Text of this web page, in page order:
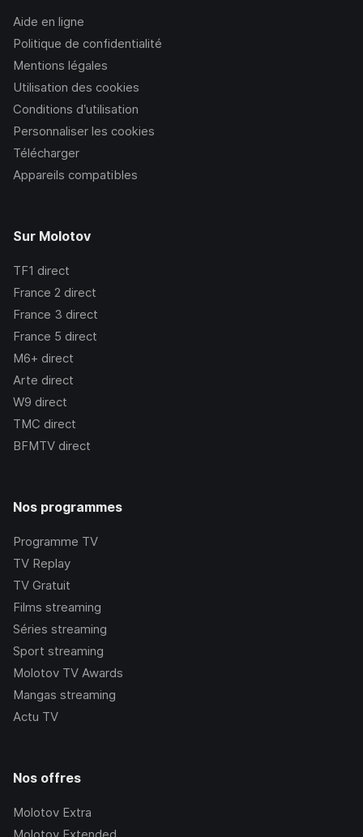
Aide en ligne
Politique de confidentialité
Mentions légales
Utilisation des cookies
Conditions d’utilisation
Personnaliser les cookies
Télécharger
Appareils compatibles
Sur Molotov
TF1 direct
France 2 direct
France 3 direct
France 5 direct
M6+ direct
Arte direct
W9 direct
TMC direct
BFMTV direct
Nos programmes
Programme TV
TV Replay
TV Gratuit
Films streaming
Séries streaming
Sport streaming
Molotov TV Awards
Mangas streaming
Actu TV
Nos offres
Molotov Extra